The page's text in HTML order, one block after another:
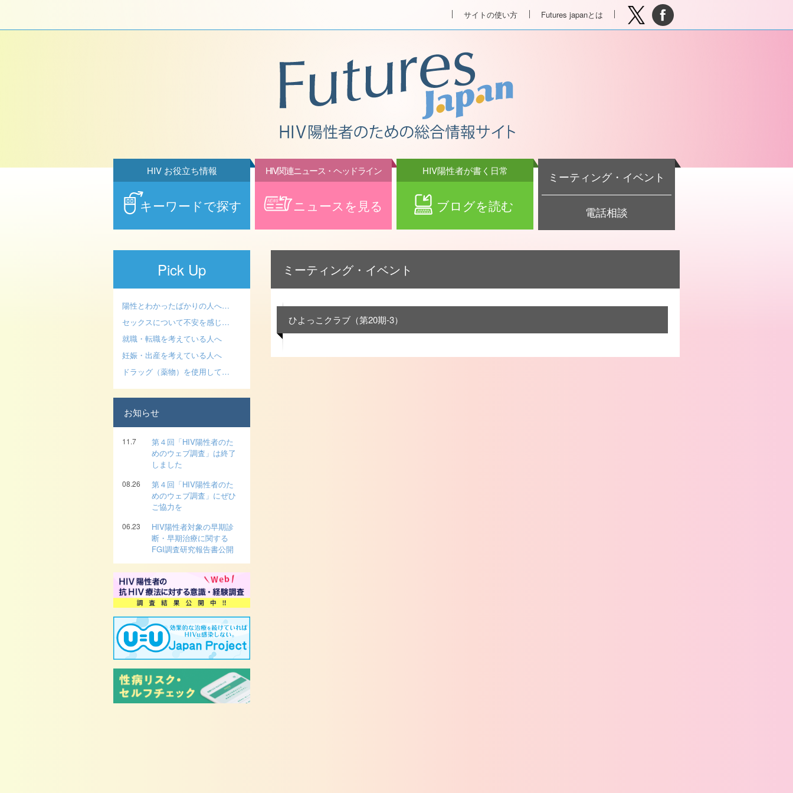
サイトの使い方 Futures japanとは
キーワードで探す
HIV お役立ち情報
ニュースを見る
HIV関連ニュース・ヘッドライン
ブログを読む
HIV陽性者が書く日常 ミーティング・イベント
電話相談
ミーティング・イベント
ひよっこクラブ（第20期-3）
Pick Up
陽性とわかったばかりの人へ…
セックスについて不安を感じ…
就職・転職を考えている人へ
妊娠・出産を考えている人へ
ドラッグ（薬物）を使用して…
お知らせ
11.7
第４回「HIV陽性者のた
めのウェブ調査」は終了
しました
08.26
第４回「HIV陽性者のた
めのウェブ調査」にぜひ
ご協力を
06.23
HIV陽性者対象の早期診
断・早期治療に関する
FGI調査研究報告書公開